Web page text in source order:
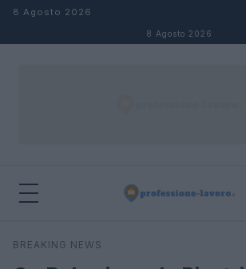
Salta al contenuto
8 Agosto 2026
8 Agosto 2026
Cerca
BREAKING NEWS